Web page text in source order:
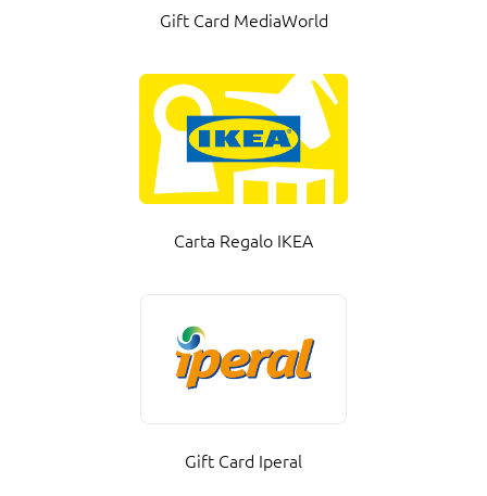
Gift Card MediaWorld
Carta Regalo IKEA
Gift Card Iperal